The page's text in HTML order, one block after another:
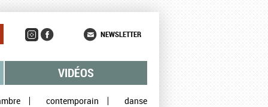
NEWSLETTER
VIDÉOS
contemporain danse